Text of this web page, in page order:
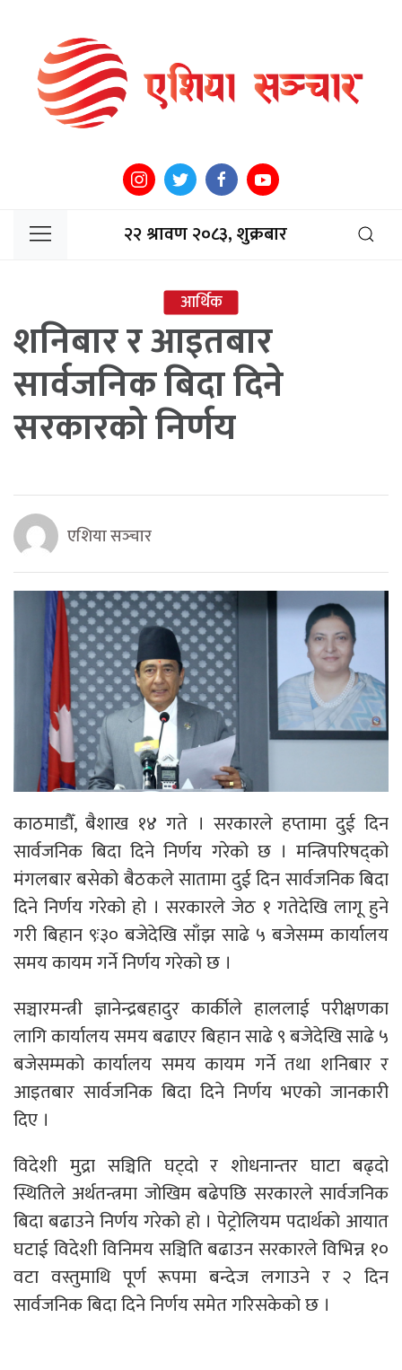
२२ श्रावण २०८३, शुक्रबार
आर्थिक
शनिबार र आइतबार
सार्वजनिक बिदा दिने
सरकारको निर्णय
एशिया सञ्‍चार
काठमाडौँ, बैशाख १४ गते । सरकारले हप्तामा दुई दिन
सार्वजनिक बिदा दिने निर्णय गरेको छ । मन्त्रिपरिषद्को
मंगलबार बसेको बैठकले सातामा दुई दिन सार्वजनिक बिदा
दिने निर्णय गरेको हो । सरकारले जेठ १ गतेदेखि लागू हुने
गरी बिहान ९ः३० बजेदेखि साँझ साढे ५ बजेसम्म कार्यालय
समय कायम गर्ने निर्णय गरेको छ ।
सञ्चारमन्त्री ज्ञानेन्द्रबहादुर कार्कीले हाललाई परीक्षणका
लागि कार्यालय समय बढाएर बिहान साढे ९ बजेदेखि साढे ५
बजेसम्मको कार्यालय समय कायम गर्ने तथा शनिबार र
आइतबार सार्वजनिक बिदा दिने निर्णय भएको जानकारी
दिए ।
विदेशी मुद्रा सञ्चिति घट्दो र शोधनान्तर घाटा बढ्दो
स्थितिले अर्थतन्त्रमा जोखिम बढेपछि सरकारले सार्वजनिक
बिदा बढाउने निर्णय गरेको हो । पेट्रोलियम पदार्थको आयात
घटाई विदेशी विनिमय सञ्चिति बढाउन सरकारले विभिन्न १०
वटा वस्तुमाथि पूर्ण रूपमा बन्देज लगाउने र २ दिन
सार्वजनिक बिदा दिने निर्णय समेत गरिसकेको छ ।